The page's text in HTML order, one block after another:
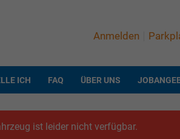
Anmelden
ICH FAQ ÜBER UNS
ist leider nicht verfügbar.